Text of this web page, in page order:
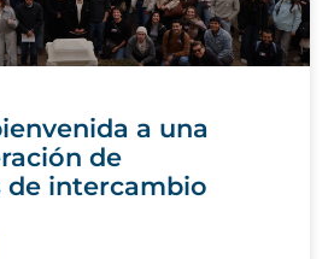
a una
de
de intercambio